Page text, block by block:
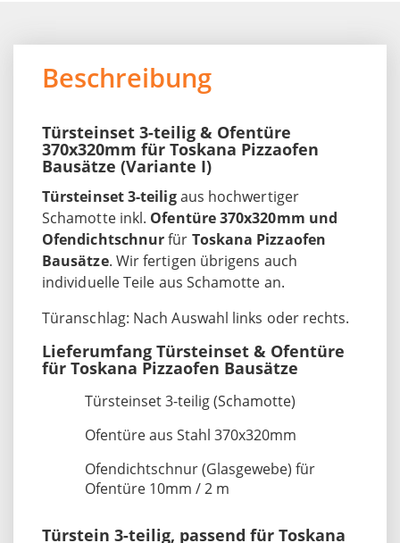
Beschreibung
Türsteinset 3-teilig & Ofentüre
370x320mm für Toskana Pizzaofen
Bausätze (Variante I)
Türsteinset 3-teiligaus hochwertiger
Schamotte inkl. Ofentüre 370x320mm und
Ofendichtschnurfür Toskana Pizzaofen
Bausätze. Wir fertigen übrigens auch
individuelle Teile aus Schamotte an.
Türanschlag: Nach Auswahl links oder rechts.
Lieferumfang Türsteinset & Ofentüre
für Toskana Pizzaofen Bausätze
Türsteinset 3-teilig (Schamotte)
Ofentüre aus Stahl 370x320mm
Ofendichtschnur (Glasgewebe) für
Ofentüre 10mm / 2 m
Türstein 3-teilig, passend für Toskana